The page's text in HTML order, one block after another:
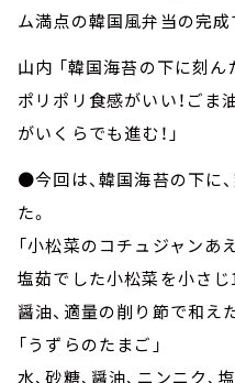
ム満点の韓国風弁当の完成
山内 「韓国海苔の下に刻
ポリポリ食感がいい！ごま
がいくらでも進む！」
●今回は、韓国海苔の下に
た。
「小松菜のコチュジャンあえ
塩茹でした小松菜を小さ
醤油、適量の削り節で和え
「うずらのたまご」
水、砂糖、醤油、ニンニク